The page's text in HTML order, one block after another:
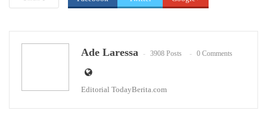
Ade Laressa 3908 Posts 0 Comments
Editorial TodayBerita.com